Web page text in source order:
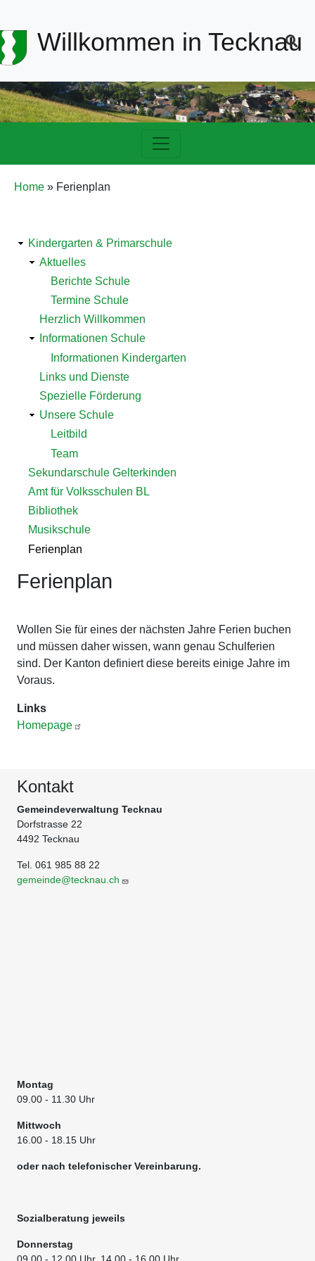
Navigation
Willkommen in Tecknau
Pfadnavigation
Home Ferienplan
Detailnavigation
Bildung
Kindergarten & Primarschule
Aktuelles
Berichte Schule
Termine Schule
Herzlich Willkommen
Informationen Schule
Informationen Kindergarten
Links und Dienste
Spezielle Förderung
Unsere Schule
Leitbild
Team
Sekundarschule Gelterkinden
Amt für Volksschulen BL
Bibliothek
Musikschule
Ferienplan
Ferienplan
Wollen Sie für eines der nächsten Jahre Ferien buchen
und müssen daher wissen, wann genau Schulferien
sind. Der Kanton definiert diese bereits einige Jahre im
Voraus.
Links
Homepage
Kontakt
Gemeindeverwaltung Tecknau
Dorfstrasse 22
4492 Tecknau
Tel. 061 985 88 22
gemeinde@tecknau.ch
Montag
09.00- 11.30 Uhr
Mittwoch
16.00 - 18.15 Uhr
oder nach telefonischer Vereinbarung.
Sozialberatung jeweils
Donnerstag
09.00- 12.00 Uhr, 14.00 - 16.00 Uhr